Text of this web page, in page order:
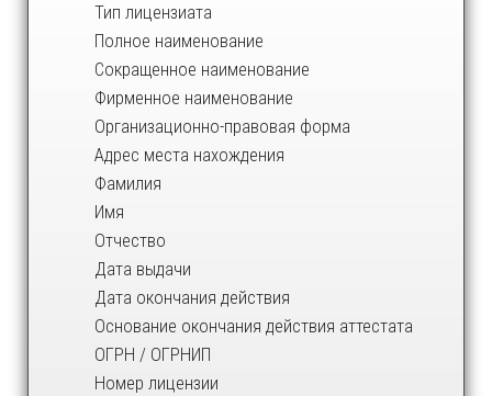
Тип лицензиата
Полное наименование
Сокращенное наименование
Фирменное наименование
Организационно-правовая форма
Адрес места нахождения
Фамилия
Имя
Отчество
Дата выдачи
Дата окончания действия
Основание окончания действия аттестата
ОГРН / ОГРНИП
Номер лицензии